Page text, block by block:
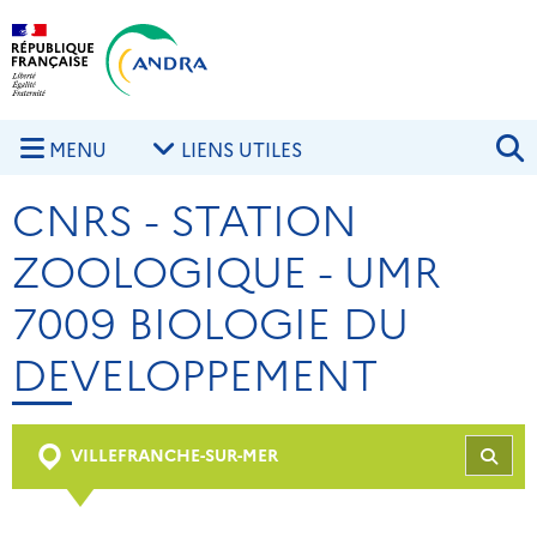
Aller au contenu principal
MENU LIENS UTILES
CNRS - STATION
ZOOLOGIQUE - UMR
7009 BIOLOGIE DU
DEVELOPPEMENT
VILLEFRANCHE-SUR-MER